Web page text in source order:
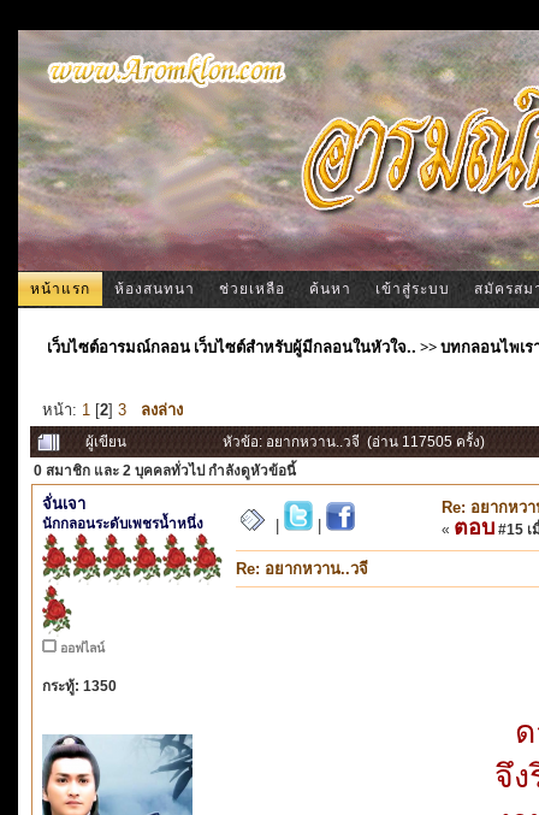
หน้าแรก ห้องสนทนา ช่วยเหลือ ค้นหา เข้าสู่ระบบ สมัครสม
เว็บไซต์อารมณ์กลอน เว็บไซต์สำหรับผู้มีกลอนในหัวใจ.. >>บทกลอนไพเร
หน้า: 1 [2] 3 ลงล่าง
ผู้เขียน
หัวข้อ: อยากหวาน..วจี (อ่าน 117505 ครั้ง)
0 สมาชิก และ 2 บุคคลทั่วไป กำลังดูหัวข้อนี้
จั่นเจา
นักกลอนระดับเพชรน้ำหนึ่ง
ออฟไลน์
กระทู้: 1350
Re: อยากหว
« ตอบ #15 เ
Re: อยากหวาน..วจี
จึ